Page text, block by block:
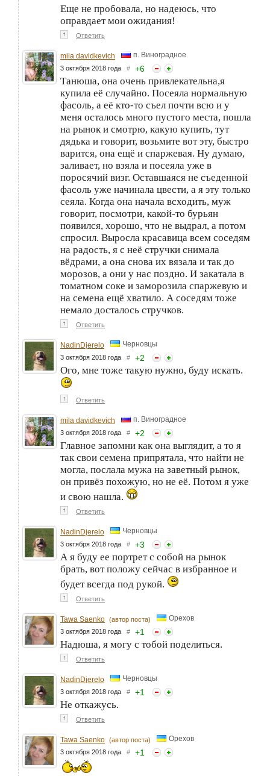
Еще не пробовала, но надеюсь, что
оправдает мои ожидания!
↑ Ответить
mila davidkevich п. Виноградное
3 октября 2018 года # +6
Танюша, она очень привлекательна,я
купила её случайно. Посеяла нормальную
фасоль, а её кто-то съел почти всю и у
меня осталось много пустого места, пошла
на рынок и смотрю, какую купить, тут
дядька и говорит, возьмите вот эту, быстро
варится, она ещё и спаржевая. Ну думаю,
заливает, но взяла и посеяла уже в
поросячий визг. Оставшаяся не съеденной
фасоль уже начинала цвести, а я эту только
сеяла. Когда она начала всходить, муж
говорит, посмотри, какой-то бурьян
появился, хорошо, что не выдрал, а потом
спросил. Выросла красавица всем соседям
на радость, я с неё стручки снимала
вёдрами, а она снова их вязала и так до
морозов, а они у нас поздно. И закатала в
томатном соке и заморозила спаржевую и
на семена ещё хватило. А соседям тоже
немало досталось стручков.
↑ Ответить
NadinDjerelo Черновцы
3 октября 2018 года # +2
Ого, мне тоже такую нужно, буду искать.
↑ Ответить
mila davidkevich п. Виноградное
3 октября 2018 года # +2
Главное запомни как она выглядит, а то я
так свои семена припрятала, что найти не
могла, послала мужа на заветный рынок,
он привёз похожую, но не её. Потом я уже
и свою нашла.
↑ Ответить
NadinDjerelo Черновцы
3 октября 2018 года # +3
А я буду ее портрет с собой на рынок
брать, вот положу сейчас в избранное и
будет всегда под рукой.
↑ Ответить
Tawa Saenko (автор поста) Орехов
3 октября 2018 года # +1
Надюша, я могу с тобой поделиться.
↑ Ответить
NadinDjerelo Черновцы
3 октября 2018 года # +1
Не откажусь.
↑ Ответить
Tawa Saenko (автор поста) Орехов
3 октября 2018 года # +1